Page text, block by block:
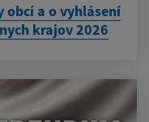
obcí a o vyhlásení
krajov 2026